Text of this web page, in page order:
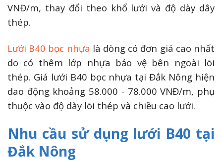
VNĐ/m, thay đổi theo khổ lưới và độ dày dây
thép.
Lưới B40 bọc nhựa là dòng có đơn giá cao nhất
do có thêm lớp nhựa bảo vệ bên ngoài lõi
thép. Giá lưới B40 bọc nhựa tại Đắk Nông hiện
dao động khoảng 58.000 - 78.000 VNĐ/m, phụ
thuộc vào độ dày lõi thép và chiều cao lưới.
Nhu cầu sử dụng lưới B40 tại
Đắk Nông